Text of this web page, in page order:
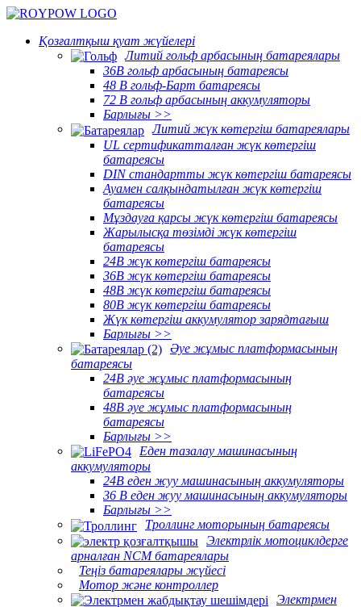
Қозғалтқыш қуат жүйелері
Литий гольф арбасының батареялары
36В гольф арбасының батареясы
48 В гольф-Барт батареясы
72 В гольф арбасының аккумуляторы
Барлығы >>
Литий жүк көтергіш батареялары
UL сертификатталған жүк көтергіш
батареясы
DIN стандартты жүк көтергіш батареясы
Ауамен салқындатылған жүк көтергіш
батареясы
Мұздауға қарсы жүк көтергіш батареясы
Жарылысқа төзімді жүк көтергіш
батареясы
24В жүк көтергіш батареясы
36В жүк көтергіш батареясы
48В жүк көтергіш батареясы
80В жүк көтергіш батареясы
Жүк көтергіш аккумулятор зарядтағыш
Барлығы >>
Әуе жұмыс платформасының
батареясы
24В әуе жұмыс платформасының
батареясы
48В әуе жұмыс платформасының
батареясы
Барлығы >>
Еден тазалау машинасының
аккумуляторы
24В еден жуу машинасының аккумуляторы
36 В еден жуу машинасының аккумуляторы
Барлығы >>
Троллинг моторының батареясы
Электрлік мотоциклдерге
арналған NCM батареялары
Теңіз батареялары жүйесі
Мотор және контроллер
Электрмен